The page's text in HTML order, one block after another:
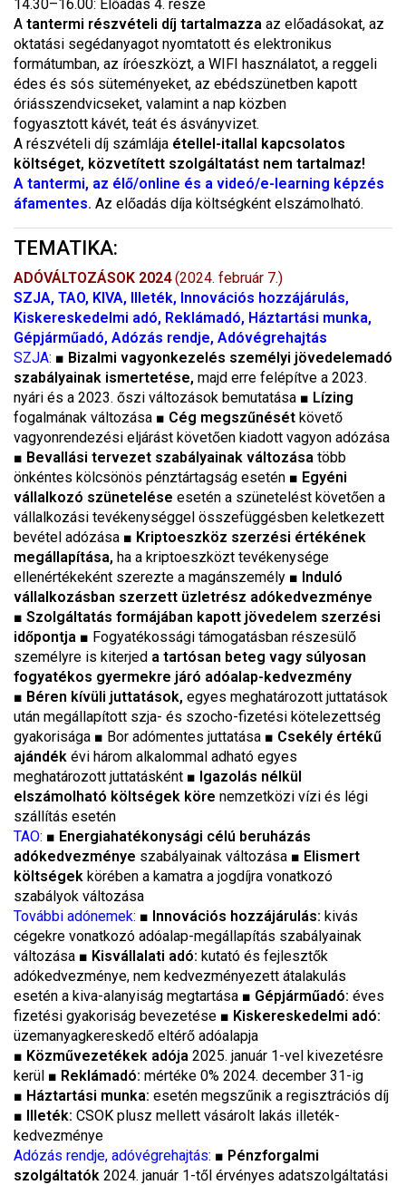
14.30–16.00: Előadás 4. része
A tantermi részvételi díj tartalmazza az előadásokat, az
oktatási segédanyagot nyomtatott és elektronikus
formátumban, az íróeszközt, a WIFI használatot, a reggeli
édes és sós süteményeket, az ebédszünetben kapott
óriásszendvicseket, valamint a nap közben
fogyasztott kávét, teát és ásványvizet.
A részvételi díj számlája étellel-itallal kapcsolatos
költséget, közvetített szolgáltatást nem tartalmaz!
A tantermi, az élő/online és a videó/e-learning képzés
áfamentes. Az előadás díja költségként elszámolható.
TEMATIKA:
ADÓVÁLTOZÁSOK 2024(2024. február 7.)
SZJA, TAO, KIVA, Illeték, Innovációs hozzájárulás,
Kiskereskedelmi adó, Reklámadó, Háztartási munka,
Gépjárműadó, Adózás rendje, Adóvégrehajtás
SZJA: ■ Bizalmi vagyonkezelés személyi jövedelemadó
szabályainak ismertetése, majd erre felépítve a 2023.
nyári és a 2023. őszi változások bemutatása ■ Lízing
fogalmának változása ■ Cég megszűnését követő
vagyonrendezési eljárást követően kiadott vagyon adózása
■ Bevallási tervezet szabályainak változása több
önkéntes kölcsönös pénztártagság esetén ■ Egyéni
vállalkozó szünetelése esetén a szünetelést követően a
vállalkozási tevékenységgel összefüggésben keletkezett
bevétel adózása ■ Kriptoeszköz szerzési értékének
megállapítása, ha a kriptoeszközt tevékenysége
ellenértékeként szerezte a magánszemély ■ Induló
vállalkozásban szerzett üzletrész adókedvezménye
■ Szolgáltatás formájában kapott jövedelem szerzési
időpontja ■ Fogyatékossági támogatásban részesülő
személyre is kiterjed a tartósan beteg vagy súlyosan
fogyatékos gyermekre járó adóalap-kedvezmény
■ Béren kívüli juttatások, egyes meghatározott juttatások
után megállapított szja- és szocho-fizetési kötelezettség
gyakorisága ■ Bor adómentes juttatása ■ Csekély értékű
ajándék évi három alkalommal adható egyes
meghatározott juttatásként ■ Igazolás nélkül
elszámolható költségek köre nemzetközi vízi és légi
szállítás esetén
TAO: ■ Energiahatékonysági célú beruházás
adókedvezménye szabályainak változása ■ Elismert
költségek körében a kamatra a jogdíjra vonatkozó
szabályok változása
További adónemek: ■ Innovációs hozzájárulás: kivás
cégekre vonatkozó adóalap-megállapítás szabályainak
változása ■ Kisvállalati adó: kutató és fejlesztők
adókedvezménye, nem kedvezményezett átalakulás
esetén a kiva-alanyiság megtartása ■ Gépjárműadó: éves
fizetési gyakoriság bevezetése ■ Kiskereskedelmi adó:
üzemanyagkereskedő eltérő adóalapja
■ Közművezetékek adója 2025. január 1-vel kivezetésre
kerül ■ Reklámadó: mértéke 0% 2024. december 31-ig
■ Háztartási munka: esetén megszűnik a regisztrációs díj
■ Illeték: CSOK plusz mellett vásárolt lakás illeték-
kedvezménye
Adózás rendje, adóvégrehajtás: ■ Pénzforgalmi
szolgáltatók 2024. január 1-től érvényes adatszolgáltatási